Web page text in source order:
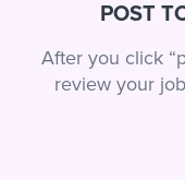
POST
After you click
review your